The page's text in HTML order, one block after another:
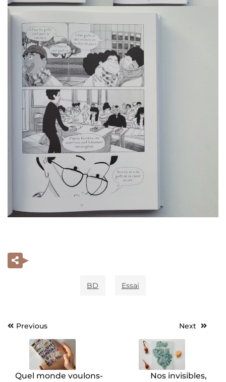
BD Essai
Navigation
l’article
Previous
Quel monde voulons-
Next
Nos invisibles,